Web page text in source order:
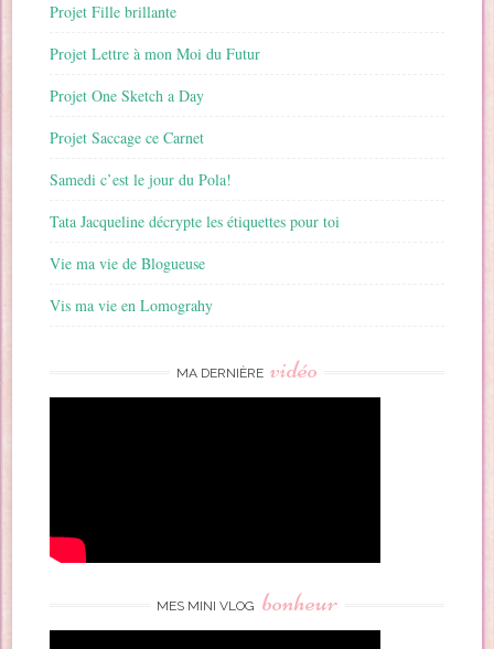
Projet Fille brillante
Projet Lettre à mon Moi du Futur
Projet One Sketch a Day
Projet Saccage ce Carnet
Samedi c’est le jour du Pola!
Tata Jacqueline décrypte les étiquettes pour toi
Vie ma vie de Blogueuse
Vis ma vie en Lomograhy
MA DERNIÈRE vidéo
MES MINI VLOG bonheur